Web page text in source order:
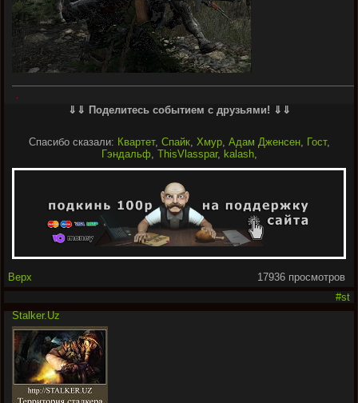
⇓⇓ Поделитесь событием с друзьями! ⇓⇓
Спасибо сказали: Квартет, Спайк, Хмур, Адам Дженсен, Гост,
Гэндальф ThisVlasspar, kalash,
Верх
17936 просмотров
#st
Stalker.Uz